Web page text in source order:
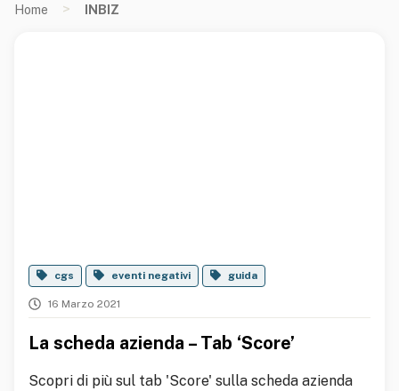
Home > INBIZ
cgs eventi negativi guida
16 Marzo 2021
La scheda azienda – Tab ‘Score’
Scopri di più sul tab 'Score' sulla scheda azienda